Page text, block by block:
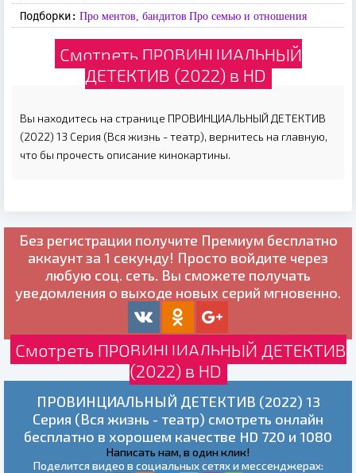
Подборки: Про ментов, бандитов Про семью и отношения
Смотреть ПРОВИНЦИАЛЬНЫЙ
ДЕТЕКТИВ (2022) в HD
Вы находитесь на странице ПРОВИНЦИАЛЬНЫЙ ДЕТЕКТИВ
(2022) 13 Серия (Вся жизнь - театр), вернитесь на главную,
что бы прочесть описание кинокартины.
Без регистрации получите Премиум бесплатно
аккаунт за 1 секунду! Просто войдите через
любую соц. сеть. Вы сможете получать
уведомления о выходе новых серий мгновенно.
Смотреть ПРОВИНЦИАЛЬНЫЙ ДЕТЕКТИВ
(2022) в HD
ПРОВИНЦИАЛЬНЫЙ ДЕТЕКТИВ (2022) 13
Серия (Вся жизнь - театр) смотреть онлайн
бесплатно в хорошем качестве HD 720 и 1080
Написать нам, в один клик!
Поделится видео в социальных сетях и мессенджерах: